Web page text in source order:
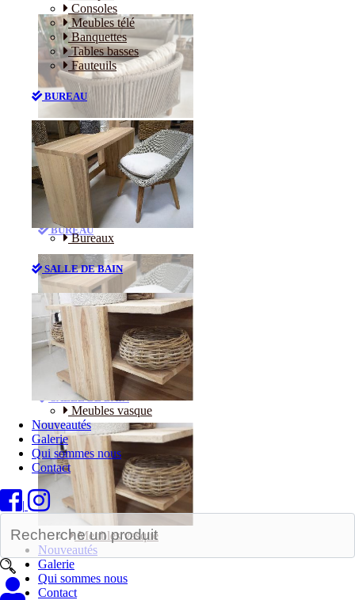
Consoles
Meubles télé
Banquettes
Tables basses
Fauteuils
BUREAU
Bureaux
SALLE DE BAIN
Meubles vasque
Nouveautés
Galerie
Qui sommes nous
Contact
|
Canapés
Consoles
Meubles télé
Banquettes
Tables basses
Fauteuils
BUREAU
Bureaux
SALLE DE BAIN
Meubles vasque
Nouveautés
Galerie
Qui sommes nous
Contact